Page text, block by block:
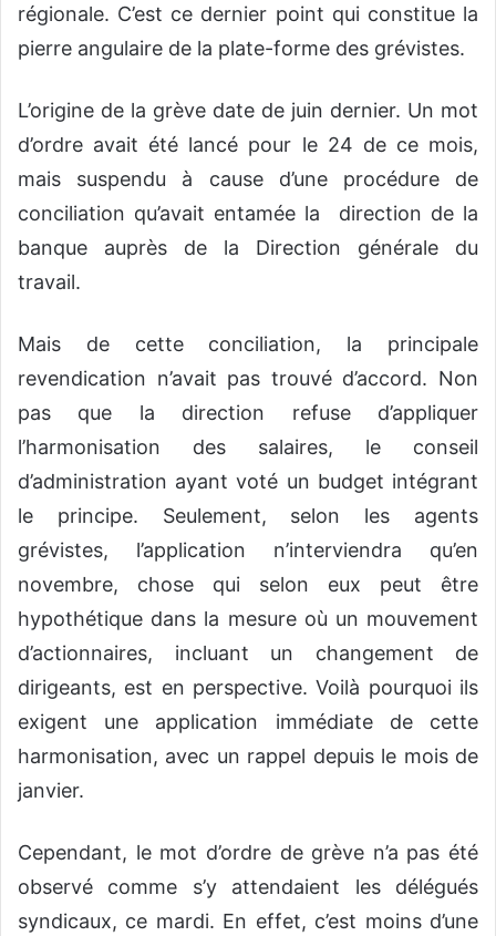
régionale. C’est ce dernier point qui constitue la
pierre angulaire de la plate-forme des grévistes.
L’origine de la grève date de juin dernier. Un mot
d’ordre avait été lancé pour le 24 de ce mois,
mais suspendu à cause d’une procédure de
conciliation qu’avait entamée la direction de la
banque auprès de la Direction générale du
travail.
Mais de cette conciliation, la principale
revendication n’avait pas trouvé d’accord. Non
pas que la direction refuse d’appliquer
l’harmonisation des salaires, le conseil
d’administration ayant voté un budget intégrant
le principe. Seulement, selon les agents
grévistes, l’application n’interviendra qu’en
novembre, chose qui selon eux peut être
hypothétique dans la mesure où un mouvement
d’actionnaires, incluant un changement de
dirigeants, est en perspective. Voilà pourquoi ils
exigent une application immédiate de cette
harmonisation, avec un rappel depuis le mois de
janvier.
Cependant, le mot d’ordre de grève n’a pas été
observé comme s’y attendaient les délégués
syndicaux, ce mardi. En effet, c’est moins d’une